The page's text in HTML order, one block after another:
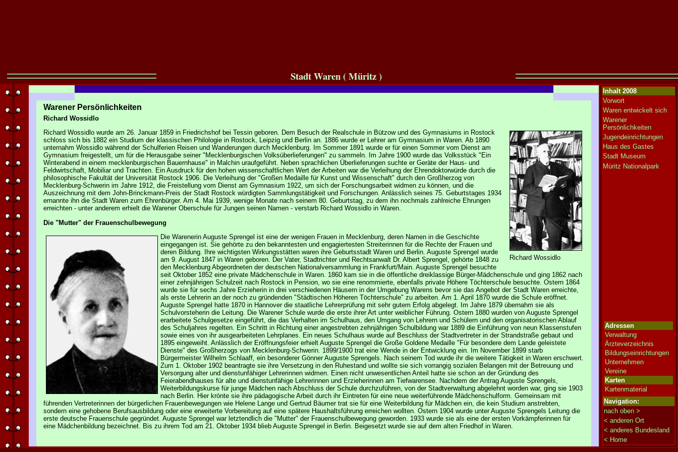
Stadt Waren ( Müritz )
Warener Persönlichkeiten
Richard Wossidlo
Richard Wossidlo
Richard Wossidlo wurde am 26. Januar 1859 in Friedrichshof bei Tessin geboren. Dem Besuch der Realschule in Bützow und des Gymnasiums in Rostock
schloss sich bis 1882 ein Studium der klassischen Philologie in Rostock, Leipzig und Berlin an. 1886 wurde er Lehrer am Gymnasium in Waren. Ab 1890
unternahm Wossidlo während der Schulferien Reisen und Wanderungen durch Mecklenburg. Im Sommer 1891 wurde er für einen Sommer vom Dienst am
Gymnasium freigestellt, um für die Herausgabe seiner "Mecklenburgischen Volksüberlieferungen" zu sammeln. Im Jahre 1900 wurde das Volksstück "Ein
Winterabend in einem mecklenburgischen Bauernhause" in Malchin uraufgeführt. Neben sprachlichen Überlieferungen suchte er Geräte der Haus- und
Feldwirtschaft, Mobiliar und Trachten. Ein Ausdruck für den hohen wissenschaftlichen Wert der Arbeiten war die Verleihung der Ehrendoktorwürde durch die
philosophische Fakultät der Universität Rostock 1906. Die Verleihung der "Großen Medaille für Kunst und Wissenschaft" durch den Großherzog von
Mecklenburg-Schwerin im Jahre 1912, die Freistellung vom Dienst am Gymnasium 1922, um sich der Forschungsarbeit widmen zu können, und die
Auszeichnung mit dem John-Brinckmann-Preis der Stadt Rostock würdigten Sammlungstätigkeit und Forschungen. Anlässlich seines 75. Geburtstages 1934
ernannte ihn die Stadt Waren zum Ehrenbürger. Am 4. Mai 1939, wenige Monate nach seinem 80. Geburtstag, zu dem ihn nochmals zahlreiche Ehrungen
erreichten - unter anderem erhielt die Warener Oberschule für Jungen seinen Namen - verstarb Richard Wossidlo in Waren.
Die "Mutter" der Frauenschulbewegung
Die Warenerin Auguste Sprengel ist eine der wenigen Frauen in Mecklenburg, deren Namen in die Geschichte
eingegangen ist. Sie gehörte zu den bekanntesten und engagiertesten Streiterinnen für die Rechte der Frauen und
deren Bildung. Ihre wichtigsten Wirkungsstätten waren ihre Geburtsstadt Waren und Berlin. Auguste Sprengel wurde
am 9. August 1847 in Waren geboren. Der Vater, Stadtrichter und Rechtsanwalt Dr. Albert Sprengel, gehörte 1848 zu
den Mecklenburg Abgeordneten der deutschen Nationalversammlung in Frankfurt/Main. Auguste Sprengel besuchte
seit Oktober 1852 eine private Mädchenschule in Waren. 1860 kam sie in die öffentliche dreiklassige Bürger-Mädchenschule und ging 1862 nach
einer zehnjährigen Schulzeit nach Rostock in Pension, wo sie eine renommierte, ebenfalls private Höhere Töchterschule besuchte. Ostern 1864
wurde sie für sechs Jahre Erzieherin in drei verschiedenen Häusern in der Umgebung Warens bevor sie das Angebot der Stadt Waren erreichte,
als erste Lehrerin an der noch zu gründenden "Städtischen Höheren Töchterschule" zu arbeiten. Am 1. April 1870 wurde die Schule eröffnet.
Auguste Sprengel hatte 1870 in Hannover die staatliche Lehrerprüfung mit sehr gutem Erfolg abgelegt. Im Jahre 1879 übernahm sie als
Schulvorsteherin die Leitung. Die Warener Schule wurde die erste ihrer Art unter weiblicher Führung. Ostern 1880 wurden von Auguste Sprengel
erarbeitete Schulgesetze eingeführt, die das Verhalten im Schulhaus, den Umgang von Lehrern und Schülern und den organisatorischen Ablauf
des Schuljahres regelten. Ein Schritt in Richtung einer angestrebten zehnjährigen Schulbildung war 1889 die Einführung von neun Klassenstufen
sowie eines von ihr ausgearbeiteten Lehrplanes. Ein neues Schulhaus wurde auf Beschluss der Stadtvertreter in der Strandstraße gebaut und
1895 eingeweiht. Anlässlich der Eröffnungsfeier erhielt Auguste Sprengel die Große Goldene Medaille "Für besondere dem Lande geleistete
Dienste" des Großherzogs von Mecklenburg-Schwerin. 1899/1900 trat eine Wende in der Entwicklung ein. Im November 1899 starb
Bürgermeister Wilhelm Schlaaff, ein besonderer Gönner Auguste Sprengels. Nach seinem Tod wurde ihr die weitere Tätigkeit in Waren erschwert.
Zum 1. Oktober 1902 beantragte sie ihre Versetzung in den Ruhestand und wollte sie sich vorrangig sozialen Belangen mit der Betreuung und
Versorgung alter und dienstunfähiger Lehrerinnen widmen. Einen nicht unwesentlichen Anteil hatte sie schon an der Gründung des
Feierabendhauses für alte und dienstunfähige Lehrerinnen und Erzieherinnen am Tiefwarensee. Nachdem der Antrag Auguste Sprengels,
Weiterbildungskurse für junge Mädchen nach Abschluss der Schule durchzuführen, von der Stadtverwaltung abgelehnt worden war, ging sie 1903
nach Berlin. Hier krönte sie ihre pädagogische Arbeit durch ihr Eintreten für eine neue weiterführende Mädchenschulform. Gemeinsam mit
führenden Vertreterinnen der bürgerlichen Frauenbewegungen wie Helene Lange und Gertrud Bäumer trat sie für eine Weiterbildung für Mädchen ein, die kein Studium anstrebten,
sondern eine gehobene Berufsausbildung oder eine erweiterte Vorbereitung auf eine spätere Haushaltsführung erreichen wollten. Ostern 1904 wurde unter Auguste Sprengels Leitung die
erste deutsche Frauenschule gegründet. Auguste Sprengel war letztendlich die "Mutter" der Frauenschulbewegung geworden. 1933 wurde sie als eine der ersten Vorkämpferinnen für
eine Mädchenbildung bezeichnet. Bis zu ihrem Tod am 21. Oktober 1934 blieb Auguste Sprengel in Berlin. Beigesetzt wurde sie auf dem alten Friedhof in Waren.
Inhalt 2008
Vorwort
Waren entwickelt sich
Warener
Persönlichkeiten
Jugendeinrichtungen
Haus des Gastes
Stadt Museum
Müritz Nationalpark
Adressen
Verwaltung
Ärzteverzeichnis
Bildungseinrichtungen
Unternehmen
Vereine
Karten
Kartenmaterial
Navigation:
nach oben >
< anderen Ort
< anderes Bundesland
< Home